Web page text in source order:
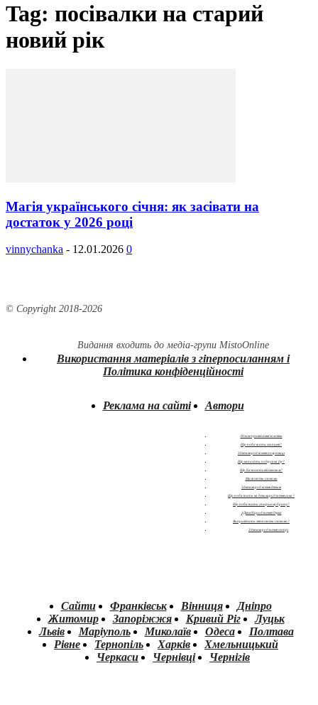
Tag: посівалки на старий
новий рік
Магія українського січня: як засівати на
достаток у 2026 році
vinnychanka - 12.01.2026 0
© Copyright 2018-2026
Видання входить до медіа-групи MistoOnline
Використання матеріалів з гіперпосиланням і
Політика конфіденційності
Реклама на сайті Автори
Ніжне привітання чоловіка
Що побажати хлопцеві?
З днем народження похресниці
Що написати подрузі на др?
Що бажають військовим?
Мамі своїми словами
З днем народження дівчині
Що побажати на день народження сина?
Що побажати старшому брату?
З Днем Народження Онука
Як привітати зятя своїми словами?
З днем народження сестрі
Сайти Франківськ Вінниця
Дніпро
Житомир
Запоріжжя Кривий Ріг
Луцьк
Львів
Маріуполь Миколаїв Одеса
Полтава
Рівне
Тернопіль Харків
Хмельницький
Черкаси
Чернівці Чернігів